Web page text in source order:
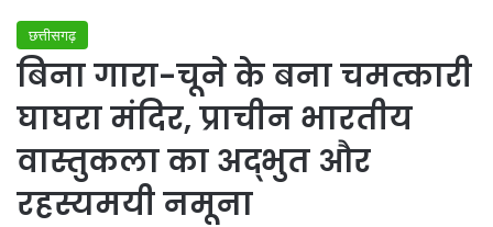
छत्तीसगढ़
बिना गारा-चूने के बना चमत्कारी
घाघरा मंदिर, प्राचीन भारतीय
वास्तुकला का अद्भुत और
रहस्यमयी नमूना